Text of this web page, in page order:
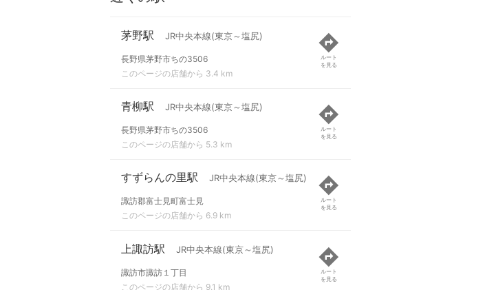
茅野駅 JR中央本線(東京～塩尻)
長野県茅野市ちの3506
このページの店舗から 3.4 km
ルート
を見る
青柳駅 JR中央本線(東京～塩尻)
長野県茅野市ちの3506
このページの店舗から 5.3 km
ルート
を見る
すずらんの里駅 JR中央本線(東京～塩尻)
諏訪郡富士見町富士見
このページの店舗から 6.9 km
ルート
を見る
上諏訪駅 JR中央本線(東京～塩尻)
諏訪市諏訪１丁目
このページの店舗から 9.1 km
ルート
を見る